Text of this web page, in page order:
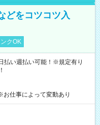
どをコツコツ入
クOK
い週払い可能！※規定有り
仕事によって変動あり